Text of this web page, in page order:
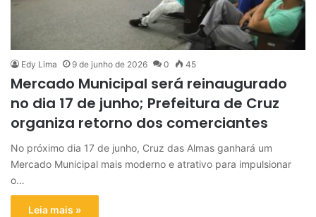
Edy Lima 9 de junho de 2026 0 45
Mercado Municipal será reinaugurado
no dia 17 de junho; Prefeitura de Cruz
organiza retorno dos comerciantes
No próximo dia 17 de junho, Cruz das Almas ganhará um
Mercado Municipal mais moderno e atrativo para impulsionar
o…
Leia mais »